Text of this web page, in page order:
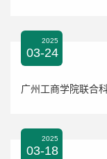
2025
03-24
2025
03-18